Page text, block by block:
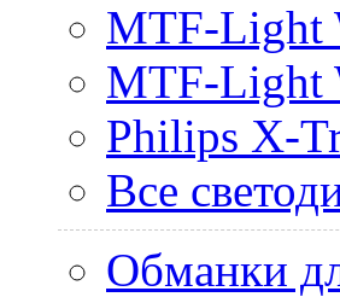
MTF-Light
MTF-Light
Philips X-
Все
Обманки